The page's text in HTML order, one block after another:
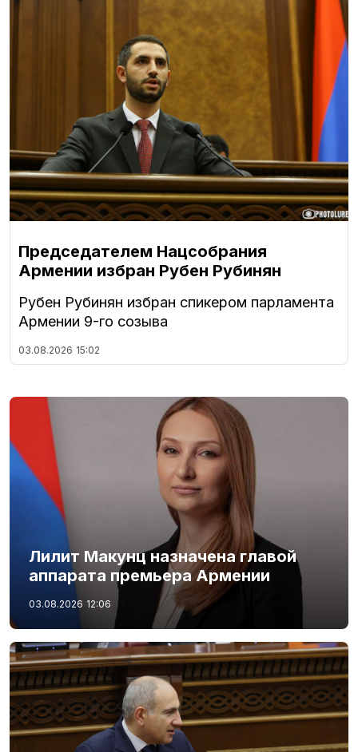
Председателем Нацсобрания
Армении избран Рубен Рубинян
Рубен Рубинян избран спикером парламента
Армении 9-го созыва
03.08.2026 15:02
Лилит Макунц назначена главой
аппарата премьера Армении
03.08.2026 12:06